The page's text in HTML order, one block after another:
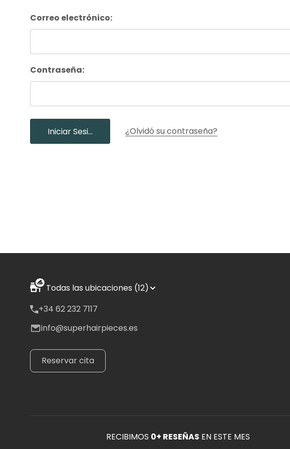
Correo electrónico:
Contraseña:
¿Olvidó su contraseña?
RECIBIMOS 0+ RESEÑAS EN ESTE MES
Todas las ubicaciones (12)
+34 62 232 7117
info@superhairpieces.es
Reservar cita